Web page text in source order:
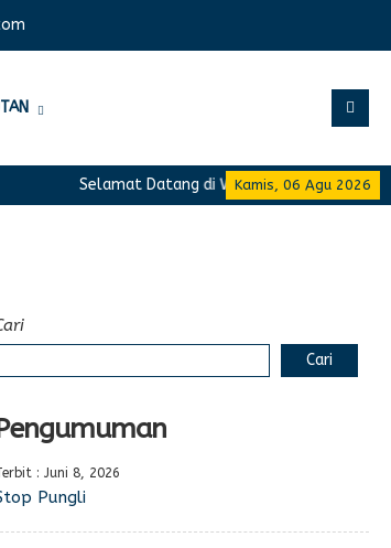
Kamis, 06 Agu 2026
Selamat Datang di Website Resmi SMA
Cari
: Juni 8, 2026
Pungli